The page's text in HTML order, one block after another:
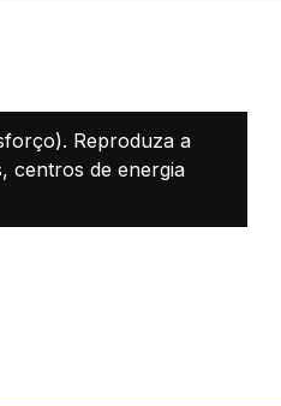
Reproduza a
centros de energia